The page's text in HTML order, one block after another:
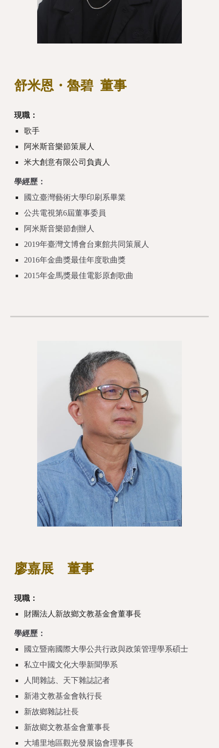
舒米恩・魯碧董事
現職：
歌手
阿米斯音樂節策展人
米大創意有限公司負責人
學經歷：
國立臺灣藝術大學印刷系畢業
公共電視第6屆董事委員
阿米斯音樂節創辦人
2019年臺灣文博會台東館共同策展人
2016年金曲獎最佳年度歌曲獎
2015年金馬獎最佳電影原創歌曲
廖嘉展 董事
現職：
財團法人新故鄉文教基金會董事長
學經歷：
國立暨南國際大學公共行政與政策管理學系碩士
私立中國文化大學新聞學系
人間雜誌、天下雜誌記者
新港文教基金會執行長
新故鄉雜誌社長
新故鄉文教基金會董事長
大埔里地區觀光發展協會理事長